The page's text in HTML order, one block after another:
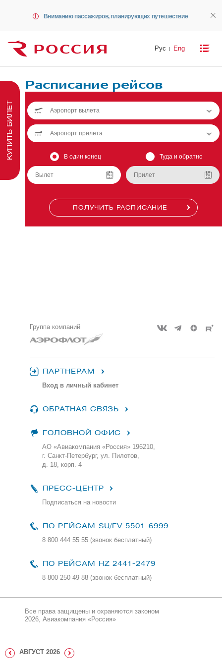
Вниманию пассажиров, планирующих путешествие
Рус Eng
Расписание рейсов
В один конец Туда и обратно
ПОЛУЧИТЬ РАСПИСАНИЕ
Группа компаний
ПАРТНЕРАМ
Вход в личный кабинет
ОБРАТНАЯ СВЯЗЬ
ГОЛОВНОЙ ОФИС
АО «Авиакомпания «Россия» 196210,
г. Санкт-Петербург, ул. Пилотов,
д. 18, корп. 4
ПРЕСС-ЦЕНТР
Подписаться на новости
ПО РЕЙСАМ SU/FV 5501-6999
8 800 444 55 55 (звонок бесплатный)
ПО РЕЙСАМ HZ 2441-2479
8 800 250 49 88 (звонок бесплатный)
Все права защищены и охраняются законом
2026, Авиакомпания «Россия»
КУПИТЬ БИЛЕТ
АВГУСТ 2026